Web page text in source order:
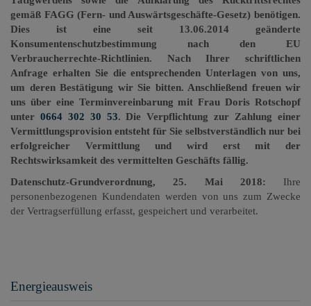
gemäß FAGG (Fern- und Auswärtsgeschäfte-Gesetz) benötigen.
Dies ist eine seit 13.06.2014 geänderte
Konsumentenschutzbestimmung nach den EU
Verbraucherrechte-Richtlinien. Nach Ihrer schriftlichen
Anfrage erhalten Sie die entsprechenden Unterlagen von uns,
um deren Bestätigung wir Sie bitten. Anschließend freuen wir
uns über eine Terminvereinbarung mit Frau Doris Rotschopf
unter 0664 302 30 53. Die Verpflichtung zur Zahlung einer
Vermittlungsprovision entsteht für Sie selbstverständlich nur bei
erfolgreicher Vermittlung und wird erst mit der
Rechtswirksamkeit des vermittelten Geschäfts fällig.
Datenschutz-Grundverordnung, 25. Mai 2018: Ihre
personenbezogenen Kundendaten werden von uns zum Zwecke
der Vertragserfüllung erfasst, gespeichert und verarbeitet.
Energieausweis